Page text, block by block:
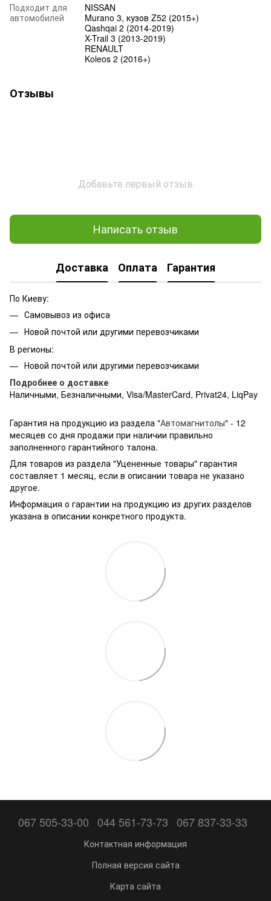
Подходит для
автомобилей
NISSAN
Murano 3, кузов Z52 (2015+)
Qashqai 2 (2014-2019)
X-Trail 3 (2013-2019)
RENAULT
Koleos 2 (2016+)
Отзывы
Добавьте первый отзыв
Написать отзыв
Доставка Оплата Гарантия
По Киеву:
Самовывоз из офиса
Новой почтой или другими перевозчиками
В регионы:
Новой почтой или другими перевозчиками
Подробнее о доставке
Наличными, Безналичными, Visa/MasterCard, Privat24, LiqPay
g361hhadsek/p3316040/#
Гарантия на продукцию из раздела "Автомагнитолы" - 12
месяцев со дня продажи при наличии правильно
заполненного гарантийного талона.
Для товаров из раздела "Уцененные товары" гарантия
составляет 1 месяц, если в описании товара не указано
другое.
Информация о гарантии на продукцию из других разделов
указана в описании конкретного продукта.
067 505-33-00 044 561-73-73 067 837-33-33
Контактная информация
Полная версия сайта
Карта сайта